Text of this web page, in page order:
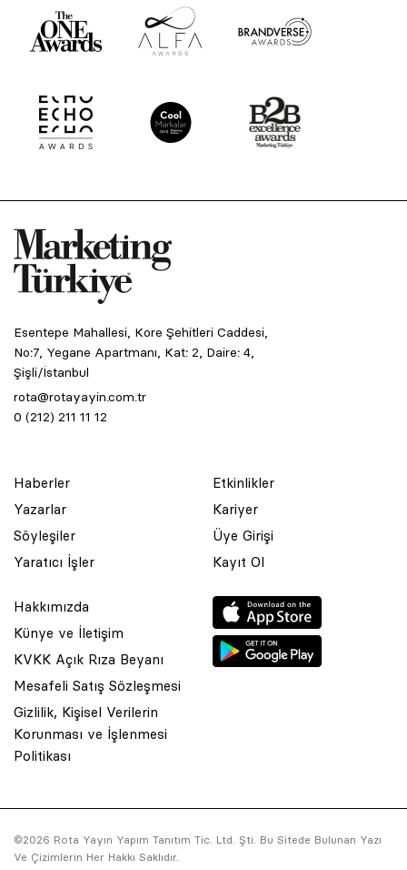
Esentepe Mahallesi, Kore Şehitleri Caddesi,
No:7, Yegane Apartmanı, Kat: 2, Daire: 4,
Şişli/İstanbul
rota@rotayayin.com.tr
0 (212) 211 11 12
Haberler
Yazarlar
Söyleşiler
Yaratıcı İşler
Etkinlikler
Kariyer
Üye Girişi
Kayıt Ol
Hakkımızda
Künye ve İletişim
KVKK Açık Rıza Beyanı
Mesafeli Satış Sözleşmesi
Gizlilik, Kişisel Verilerin
Korunması ve İşlenmesi
Politikası
©2026 Rota Yayın Yapım Tanıtım Tic. Ltd. Şti. Bu Sitede Bulunan Yazı
Ve Çizimlerin Her Hakkı Saklıdır.
© 2001 Rota Yayın Yapım Tanıtım Tic. Ltd. Şti. Bu Sitede Bulunan
Asquared WordPress Agencytarafından tasarlanmış ve